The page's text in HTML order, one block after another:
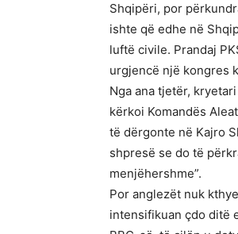
Shqipëri, por
ishte që edhe në
luftë civile. Prandaj
urgjencë një kongres
Nga ana tjetër,
kërkoi Komandës
të dërgonte në Kajro
shpresë se do të
menjëhershme”.
Por anglezët nuk
intensifikuan çdo ditë